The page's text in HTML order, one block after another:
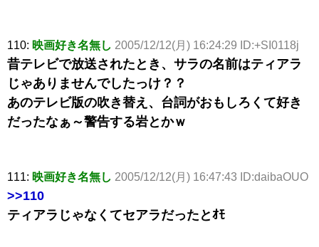
110: 映画好き名無し 2005/12/12(月) 16:24:29 ID:+SI0118j
昔テレビで放送されたとき、サラの名前はティアラ
じゃありませんでしたっけ？？
あのテレビ版の吹き替え、台詞がおもしろくて好き
だったなぁ～警告する岩とかｗ
111: 映画好き名無し 2005/12/12(月) 16:47:43 ID:daibaOUO
>>110
ティアラじゃなくてセアラだったとｵﾓ